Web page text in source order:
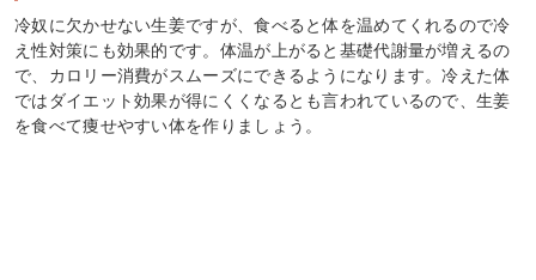
冷奴に欠かせない生姜ですが、食べると体を温めてくれるので冷
え性対策にも効果的です。体温が上がると基礎代謝量が増えるの
で、カロリー消費がスムーズにできるようになります。冷えた体
ではダイエット効果が得にくくなるとも言われているので、生姜
を食べて痩せやすい体を作りましょう。